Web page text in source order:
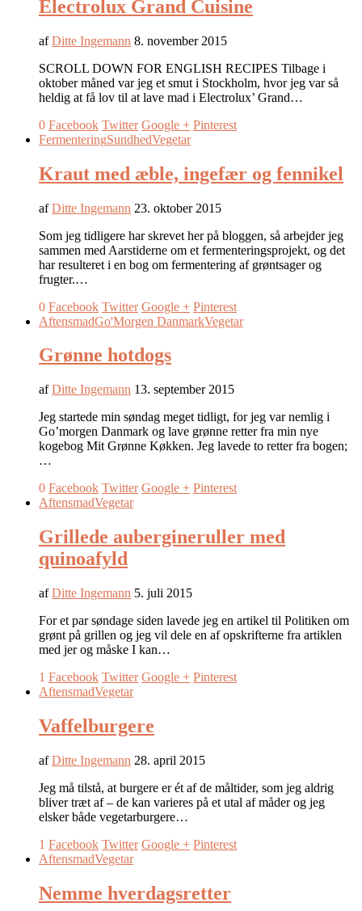
Electrolux Grand Cuisine
afDitte Ingemann 8. november 2015
SCROLL DOWN FOR ENGLISH RECIPES Tilbage i
oktober måned var jeg et smut i Stockholm, hvor jeg var så
heldig at få lov til at lave mad i Electrolux’ Grand…
0 Facebook Twitter Google + Pinterest
FermenteringSundhedVegetar
Kraut med æble, ingefær og fennikel
afDitte Ingemann 23. oktober 2015
Som jeg tidligere har skrevet her på bloggen, så arbejder jeg
sammen med Aarstiderne om et fermenteringsprojekt, og det
har resulteret i en bog om fermentering af grøntsager og
frugter.…
0 Facebook Twitter Google + Pinterest
AftensmadGo'Morgen DanmarkVegetar
Grønne hotdogs
afDitte Ingemann 13. september 2015
Jeg startede min søndag meget tidligt, for jeg var nemlig i
Go’morgen Danmark og lave grønne retter fra min nye
kogebog Mit Grønne Køkken. Jeg lavede to retter fra bogen;
…
0 Facebook Twitter Google + Pinterest
AftensmadVegetar
Grillede aubergineruller med
quinoafyld
afDitte Ingemann 5. juli 2015
For et par søndage siden lavede jeg en artikel til Politiken om
grønt på grillen og jeg vil dele en af opskrifterne fra artiklen
med jer og måske I kan…
1 Facebook Twitter Google + Pinterest
AftensmadVegetar
Vaffelburgere
afDitte Ingemann 28. april 2015
Jeg må tilstå, at burgere er ét af de måltider, som jeg aldrig
bliver træt af – de kan varieres på et utal af måder og jeg
elsker både vegetarburgere…
1 Facebook Twitter Google + Pinterest
AftensmadVegetar
Nemme hverdagsretter